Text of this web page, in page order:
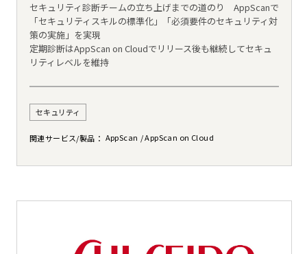
セキュリティ診断チームの立ち上げまでの道のり AppScanで
「セキュリティスキルの標準化」「必須要件のセキュリティ対
策の実施」を実現
定期診断はAppScan on Cloudでリリース後も継続してセキュ
リティレベルを維持
セキュリティ
関連サービス/製品 AppScan AppScan on Cloud